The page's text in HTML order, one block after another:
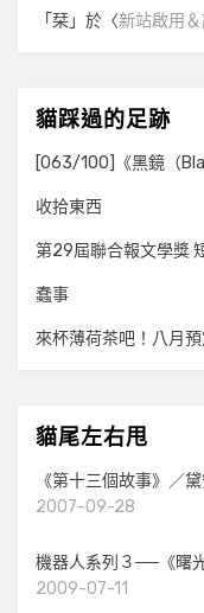
「栞」於〈新站啟用
貓踩過的足跡
[063/100]《黑鏡（
收拾東西
第29屆聯合報文學獎
蠢事
來杯薄荷茶吧！八月
貓尾左右甩
《第十三個故事》／
2007-09-28
機器人系列３──《曙
2009-07-11